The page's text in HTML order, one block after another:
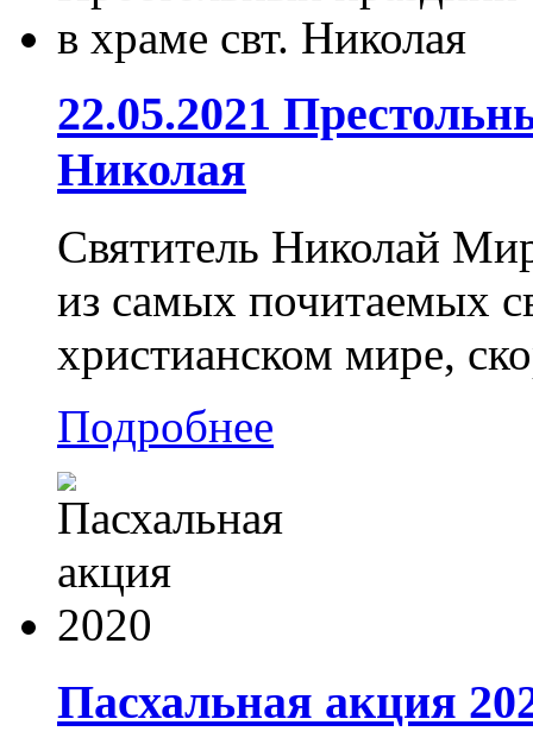
22.05.2021
Николая
Святитель Николай
из самых почитаемых
христианском мире,
Подробнее
Пасхальная акция